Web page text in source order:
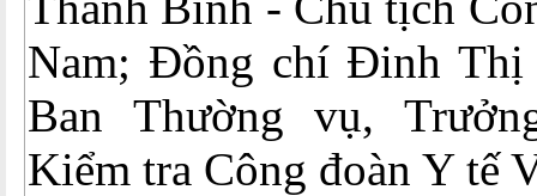
Nam; Đồng chí Đinh
Ban Thường vụ,
Kiểm tra Công đoàn Y tế